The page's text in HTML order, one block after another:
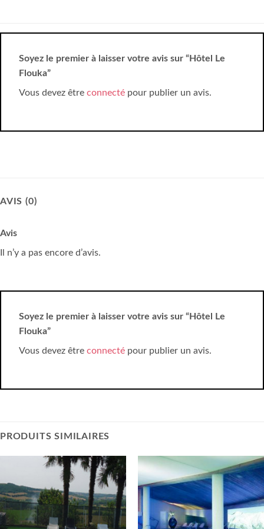
Soyez le premier à laisser votre avis sur “Hôtel Le
Flouka”
Vous devez être connecté pour publier un avis.
AVIS (0)
Avis
Il n’y a pas encore d’avis.
Soyez le premier à laisser votre avis sur “Hôtel Le
Flouka”
Vous devez être connecté pour publier un avis.
PRODUITS SIMILAIRES